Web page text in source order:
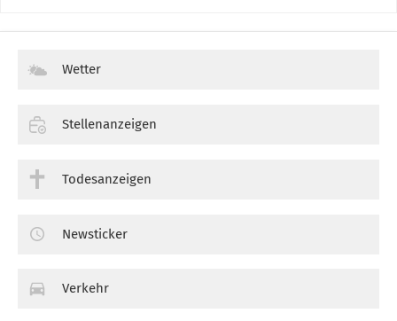
Wetter
Stellenanzeigen
Todesanzeigen
Newsticker
Verkehr